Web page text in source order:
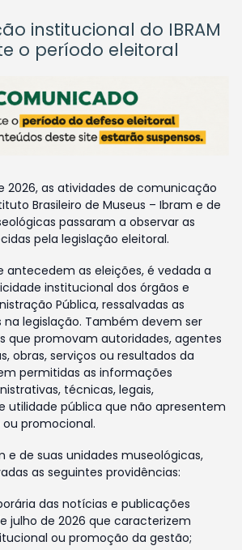
institucional do IBRAM
o período eleitoral
2026, as atividades de comunicação
Brasileiro de Museus – Ibram e de
passaram a observar as
pela legislação eleitoral.
antecedem as eleições, é vedada a
institucional dos órgãos e
Pública, ressalvadas as
na legislação. Também devem ser
que promovam autoridades, agentes
obras, serviços ou resultados da
permitidas as informações
técnicas, legais,
utilidade pública que não apresentem
promocional.
e de suas unidades museológicas,
as seguintes providências:
das notícias e publicações
julho de 2026 que caracterizem
ou promoção da gestão;